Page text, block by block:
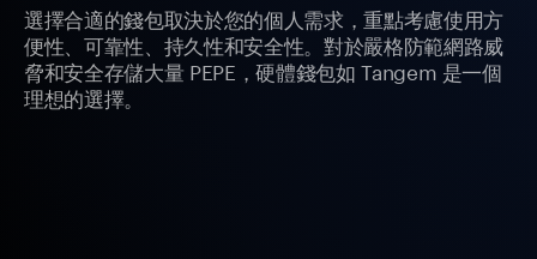
選擇合適的錢包取決於您的個人需求，重點考慮使用方
便性、可靠性、持久性和安全性。對於嚴格防範網路威
脅和安全存儲大量 PEPE，硬體錢包如 Tangem 是一個
理想的選擇。